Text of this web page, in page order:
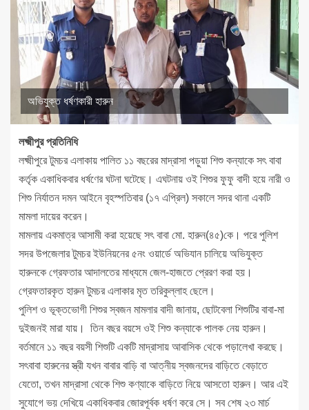
অভিযুক্ত ধর্ষণকারী হারুন
লক্ষ্মীপুর প্রতিনিধি
লক্ষ্মীপুরে টুমচর এলাকায় পালিত ১১ বছরের মাদ্রাসা পড়ুয়া শিশু কন্যাকে সৎ বাবা
কর্তৃক একাধিকবার ধর্ষণের ঘটনা ঘটেছে। এঘটনায় ওই শিশুর ফুফু বাদী হয়ে নারী ও
শিশু নির্যাতন দমন আইনে বৃহস্পতিবার (১৭ এপ্রিল) সকালে সদর থানা একটি
মামলা দায়ের করেন।
মামলায় একমাত্র আসামী করা হয়েছে সৎ বাবা মো. হারুন(৪৫)কে। পরে পুলিশ
সদর উপজেলার টুমচর ইউনিয়নের ৫নং ওয়ার্ডে অভিযান চালিয়ে অভিযুক্ত
হারুনকে গ্রেফতার আদালতের মাধ্যমে জেল-হাজতে প্রেরণ করা হয়।
গ্রেফতারকৃত হারুন টুমচর এলাকার মৃত তরিকুল্লাহ ছেলে।
পুলিশ ও ভূক্তভোগী শিশুর স্বজন মামলার বাদী জানায়, ছোটবেলা শিশুটির বাবা-মা
দুইজনই মারা যায়। তিন বছর বয়সে ওই শিশু কন্যাকে পালক নেয় হারুন।
বর্তমানে ১১ বছর বয়সী শিশুটি একটি মাদ্রাসায় আবাসিক থেকে পড়ালেখা করছে।
সৎবাবা হারুনের স্ত্রী যখন বাবার বাড়ি বা আত্নীয় স্বজনদের বাড়িতে বেড়াতে
যেতো, তখন মাদ্রাসা থেকে শিশু কণ্যাকে বাড়িতে নিয়ে আসতো হারুন। আর এই
সুযোগে ভয় দেখিয়ে একাধিকবার জোরপূর্বক ধর্ষণ করে সে। সব শেষ ২৩ মার্চ